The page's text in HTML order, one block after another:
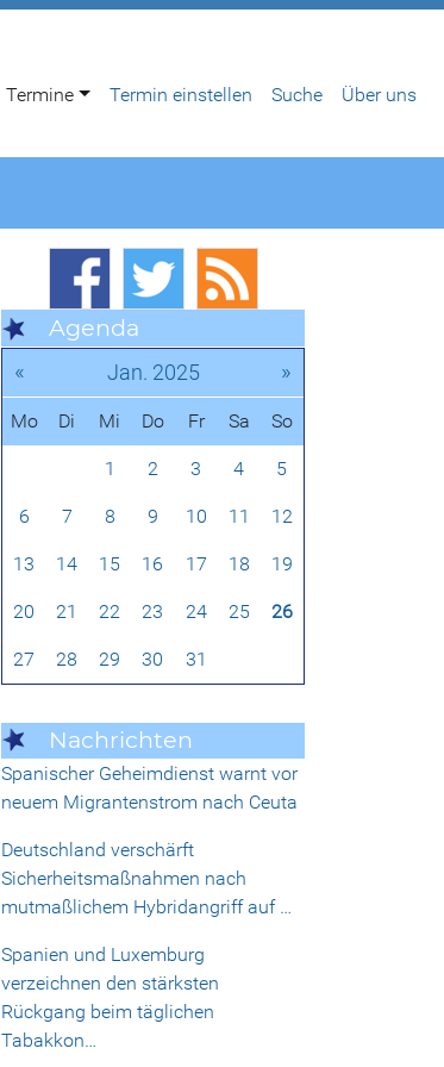
Termine Termin einstellen Suche Über uns
Agenda
« Jan. 2025 »
Mo Di Mi Do Fr Sa So
1 2 3 4 5
6 7 8 9 10 11 12
13 14 15 16 17 18 19
20 21 22 23 24 25 26
27 28 29 30 31
Nachrichten
Spanischer Geheimdienst warnt vor
neuem Migrantenstrom nach Ceuta
Deutschland verschärft
Sicherheitsmaßnahmen nach
mutmaßlichem Hybridangriff auf …
Spanien und Luxemburg
verzeichnen den stärksten
Rückgang beim täglichen
Tabakkon…